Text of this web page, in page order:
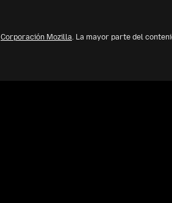
Corporación Mozilla. La mayor parte del